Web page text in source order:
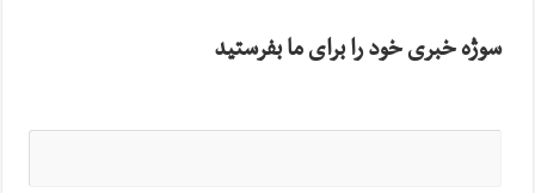
سوژه خبری خود را برای ما بفرستید